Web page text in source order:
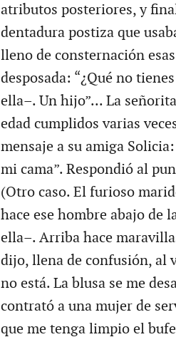
atributos posteriores, y
dentadura postiza que
lleno de consternación
desposada: “¿Qué no
ella–. Un hijo”... La
edad cumplidos varias
mensaje a su amiga
mi cama”. Respondió al
(Otro caso. El furioso
hace ese hombre abajo de
ella–. Arriba hace
dijo, llena de confusión, al
no está. La blusa se me
contrató a una mujer de
que me tenga limpio el